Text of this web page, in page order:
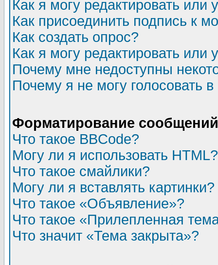
Как я могу редактировать или
Как присоединить подпись к
Как создать опрос?
Как я могу редактировать или
Почему мне недоступны
Почему я не могу голосовать
Форматирование
Что такое BBCode?
Могу ли я использовать HTML?
Что такое смайлики?
Могу ли я вставлять картинки?
Что такое «Объявление»?
Что такое «Прилепленная
Что значит «Тема закрыта»?